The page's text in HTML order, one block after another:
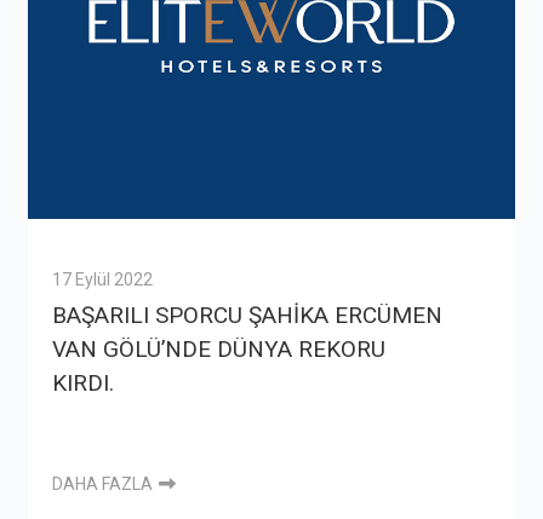
17 Eylül 2022
BAŞARILI SPORCU ŞAHİKA ERCÜMEN
VAN GÖLÜ’NDE DÜNYA REKORU
KIRDI.
DAHA FAZLA